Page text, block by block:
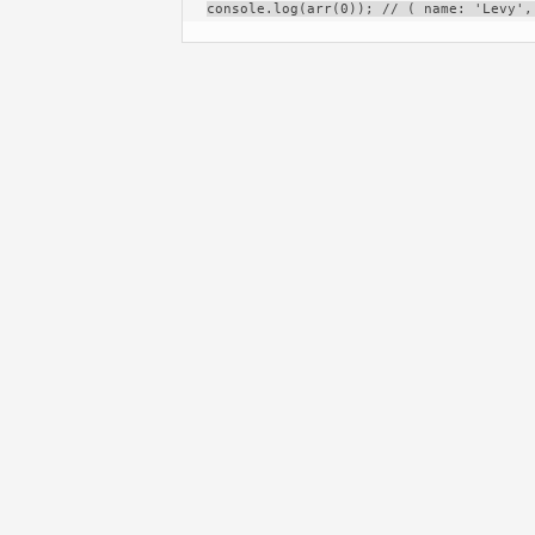
console.log(arr(0)); // ( name: 'Levy',